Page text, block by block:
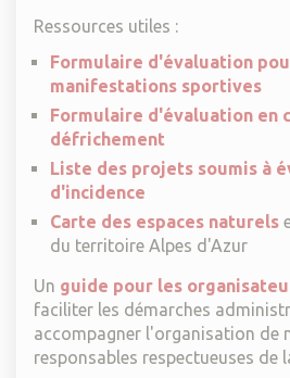
Ressources utiles :
Formulaire d'évaluation
manifestations sportives
Formulaire d'évaluation en
défrichement
Liste des projets soumis à
d'incidence
Carte des espaces naturels
du territoire Alpes d'Azur
Un guide pour les
faciliter les démarches
accompagner l'organisation de
responsables respectueuses de